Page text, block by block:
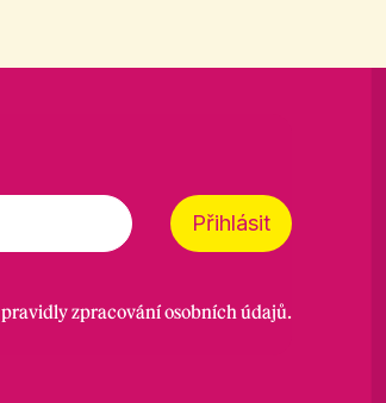
Přihlásit
pravidly zpracování osobních údajů.